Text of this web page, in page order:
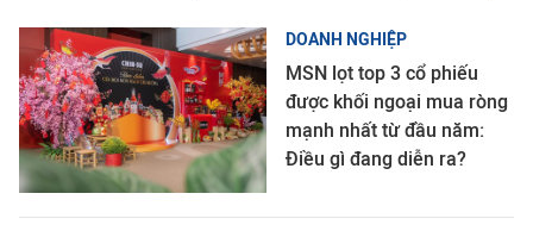
DOANH NGHIỆP
MSN lọt top 3 cổ phiếu
được khối ngoại mua ròng
mạnh nhất từ đầu năm:
Điều gì đang diễn ra?